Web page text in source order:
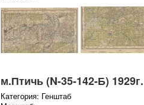
м.Птичь (N-35-142-Б) 1929г.
Категория: Генштаб